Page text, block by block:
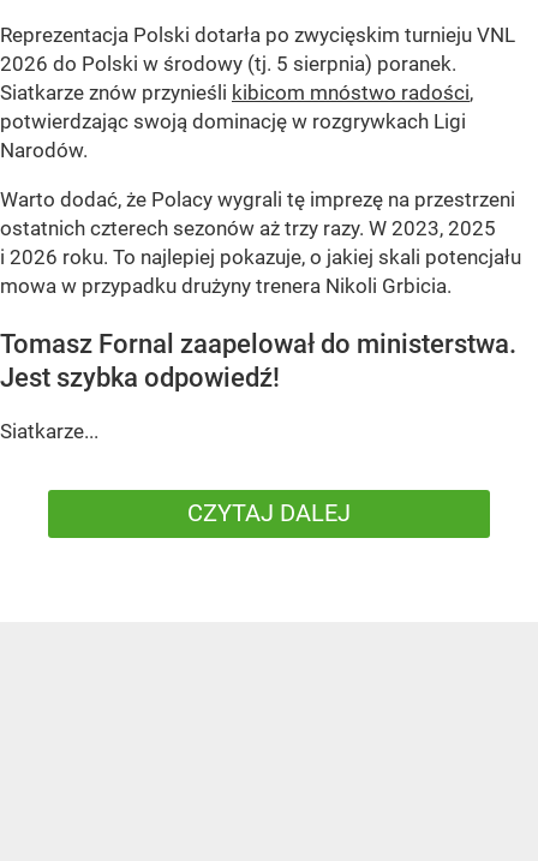
Reprezentacja Polski dotarła po zwycięskim turnieju VNL
2026 do Polski w środowy (tj. 5 sierpnia) poranek.
Siatkarze znów przynieśli kibicom mnóstwo radości,
potwierdzając swoją dominację w rozgrywkach Ligi
Narodów.
Warto dodać, że Polacy wygrali tę imprezę na przestrzeni
ostatnich czterech sezonów aż trzy razy. W 2023, 2025
i 2026 roku. To najlepiej pokazuje, o jakiej skali potencjału
mowa w przypadku drużyny trenera Nikoli Grbicia.
Tomasz Fornal zaapelował do ministerstwa.
Jest szybka odpowiedź!
Siatkarze...
CZYTAJ DALEJ